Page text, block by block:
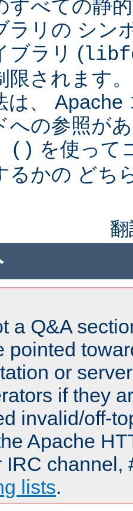
すべての静
ラリの シン
ブラリ (
限されます
は、 Apache
への参照が
() を使って
るかの どち
a Q&A
pointed
or
if they
invalid/off-
Apache
IRC channel,
lists.